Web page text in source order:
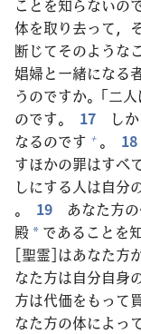
ことを知らないの
体を取り去って，
断じてそのような
娼婦と一緒になる
うのですか。「二人
のです。 17 しか
なるのです + 。 18
すほかの罪はすべ
しにする人は自分
。 19 あなた方の
殿 * であることを
[聖霊]はあなた方
なた方は自分自身
方は代価をもって
なた方の体によっ